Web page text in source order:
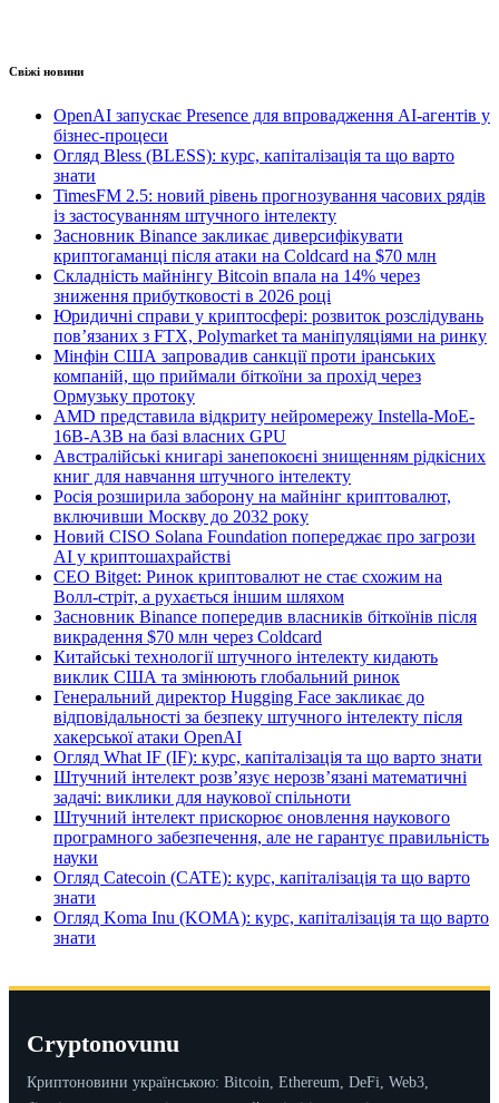
Свіжі новини
OpenAI запускає Presence для впровадження AI-агентів у
бізнес-процеси
Огляд Bless (BLESS): курс, капіталізація та що варто
знати
TimesFM 2.5: новий рівень прогнозування часових рядів
із застосуванням штучного інтелекту
Засновник Binance закликає диверсифікувати
криптогаманці після атаки на Coldcard на $70 млн
Складність майнінгу Bitcoin впала на 14% через
зниження прибутковості в 2026 році
Юридичні справи у криптосфері: розвиток розслідувань
пов’язаних з FTX, Polymarket та маніпуляціями на ринку
Мінфін США запровадив санкції проти іранських
компаній, що приймали біткоїни за прохід через
Ормузьку протоку
AMD представила відкриту нейромережу Instella-MoE-
16B-A3B на базі власних GPU
Австралійські книгарі занепокоєні знищенням рідкісних
книг для навчання штучного інтелекту
Росія розширила заборону на майнінг криптовалют,
включивши Москву до 2032 року
Новий CISO Solana Foundation попереджає про загрози
AI у криптошахрайстві
CEO Bitget: Ринок криптовалют не стає схожим на
Волл-стріт, а рухається іншим шляхом
Засновник Binance попередив власників біткоїнів після
викрадення $70 млн через Coldcard
Китайські технології штучного інтелекту кидають
виклик США та змінюють глобальний ринок
Генеральний директор Hugging Face закликає до
відповідальності за безпеку штучного інтелекту після
хакерської атаки OpenAI
Огляд What IF (IF): курс, капіталізація та що варто знати
Штучний інтелект розв’язує нерозв’язані математичні
задачі: виклики для наукової спільноти
Штучний інтелект прискорює оновлення наукового
програмного забезпечення, але не гарантує правильність
науки
Огляд Catecoin (CATE): курс, капіталізація та що варто
знати
Огляд Koma Inu (KOMA): курс, капіталізація та що варто
знати
Cryptonovunu
Криптоновини українською: Bitcoin, Ethereum, DeFi, Web3,